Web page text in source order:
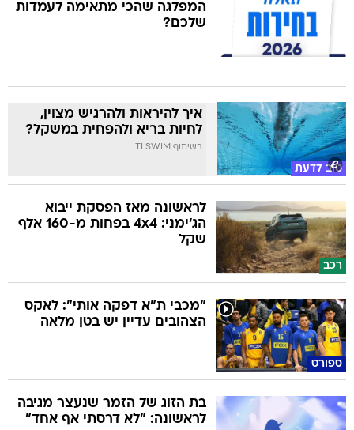
המפלגה שהכי מתאימה לעמדות
שלכם?
טוב לדעת
איך להיראות ולהרגיש מצוין,
לחיות בריא ולהפחית במשקל?
בשיתוף TI SWIM
רכב
לראשונה מאז הפסקת ייבוא
הג'ימני: 4x4 בפחות מ-160 אלף
שקל
ספורט
"מכבי ת"א דפקה אותי": לאקס
הצהובים עדיין יש בטן מלאה
בת הזוג של הזמר שנעצר מגיבה
לראשונה: "לא דרסתי אף אחד"